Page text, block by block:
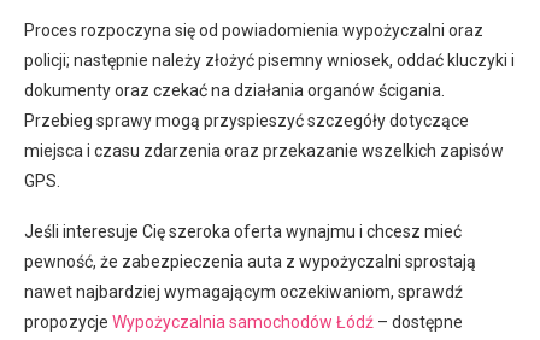
Proces rozpoczyna się od powiadomienia wypożyczalni oraz
policji; następnie należy złożyć pisemny wniosek, oddać kluczyki i
dokumenty oraz czekać na działania organów ścigania.
Przebieg sprawy mogą przyspieszyć szczegóły dotyczące
miejsca i czasu zdarzenia oraz przekazanie wszelkich zapisów
GPS.
Jeśli interesuje Cię szeroka oferta wynajmu i chcesz mieć
pewność, że zabezpieczenia auta z wypożyczalni sprostają
nawet najbardziej wymagającym oczekiwaniom, sprawdź
propozycje Wypożyczalnia samochodów Łódź – dostępne